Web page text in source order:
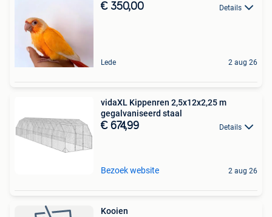
€ 350,00 Details
Lede 2 aug 26
vidaXL Kippenren 2,5x12x2,25 m
gegalvaniseerd staal
€ 674,99 Details
Bezoek website 2 aug 26
Kooien